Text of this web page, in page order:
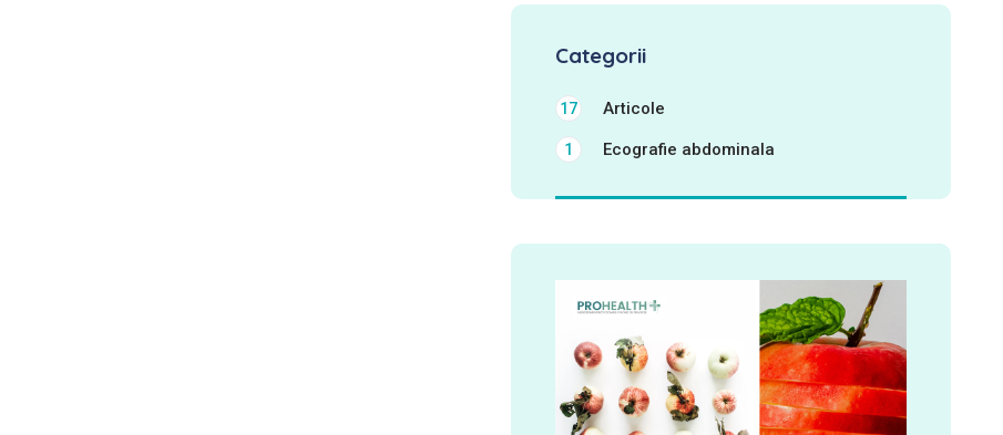
Categorii
Articole
17
Ecografie abdominala
1